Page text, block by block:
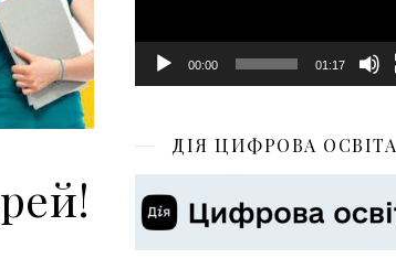
00:00 01:17
ДІЯ ЦИФРОВА ОСВІТА